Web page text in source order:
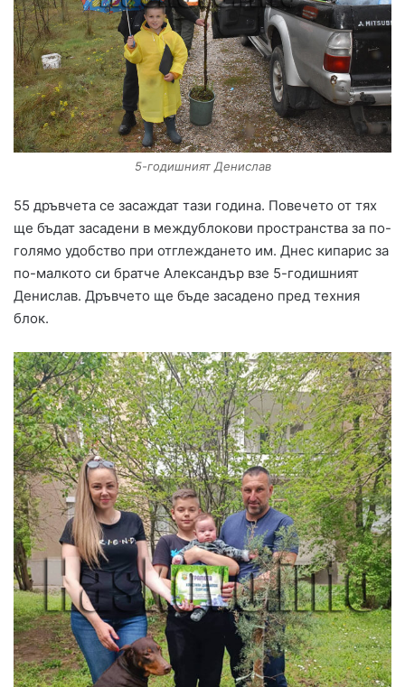
5-годишният Денислав
55 дръвчета се засаждат тази година. Повечето от тях
ще бъдат засадени в междублокови пространства за по-
голямо удобство при отглеждането им. Днес кипарис за
по-малкото си братче Александър взе 5-годишният
Денислав. Дръвчето ще бъде засадено пред техния
блок.